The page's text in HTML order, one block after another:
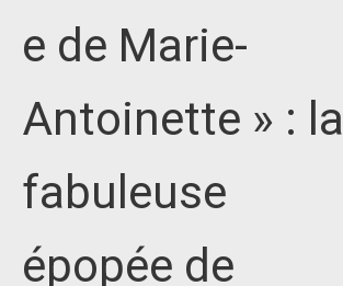
e de Marie-
Antoinette » : la
fabuleuse
épopée de